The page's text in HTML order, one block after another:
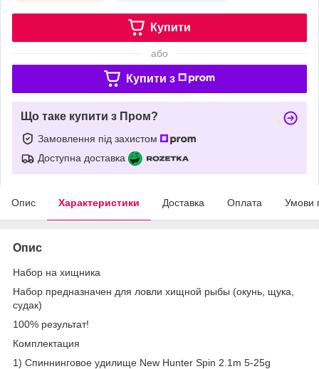
Купити
або
Купити з
Що таке купити з Пром?
Замовлення під захистом
Доступна доставка
Опис Характеристики Доставка Оплата Умови
Опис
Набор на хищника
Набор предназначен для ловли хищной рыбы (окунь, щука,
судак)
100% результат!
Комплектация
1) Спиннинговое удилище New Hunter Spin 2.1m 5-25g